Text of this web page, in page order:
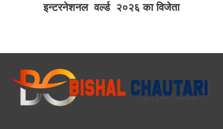
इन्टरनेशनल वर्ल्ड २०२६ का विजेता